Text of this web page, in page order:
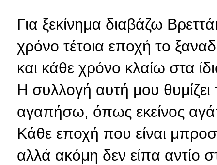
Για ξεκίνημα διαβάζω
χρόνο τέτοια εποχή το
και κάθε χρόνο κλαίω στα
Η συλλογή αυτή μου
αγαπήσω, όπως εκείνος
Κάθε εποχή που είναι
αλλά ακόμη δεν είπα αντίο